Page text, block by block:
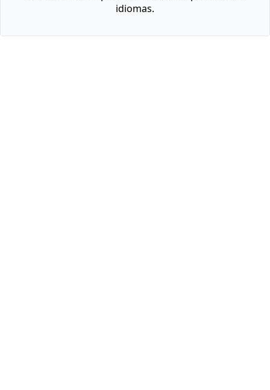
idiomas.